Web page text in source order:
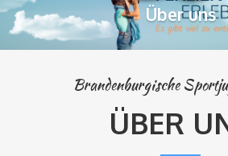
Über uns
Brandenburgische
ÜBER